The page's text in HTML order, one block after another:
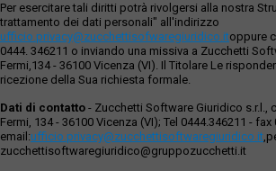
Per esercitare tali diritti potrà rivolgersi alla nostra
trattamento dei dati personali" all'indirizzo
ufficio.privacy@zucchettisofwaregiuridico.itoppure
0444. 346211 o inviando una missiva a Zucchetti
Fermi,134 - 36100 Vicenza (VI). Il Titolare Le
ricezione della Sua richiesta formale.
Dati di contatto - Zucchetti Software Giuridico s.r.l.,
Fermi, 134 - 36100 Vicenza (VI); Tel 0444.346211 - fax
email:ufficio.privacy@zucchettisoftwaregiuridico.it
zucchettisoftwaregiuridico@gruppozucchetti.it